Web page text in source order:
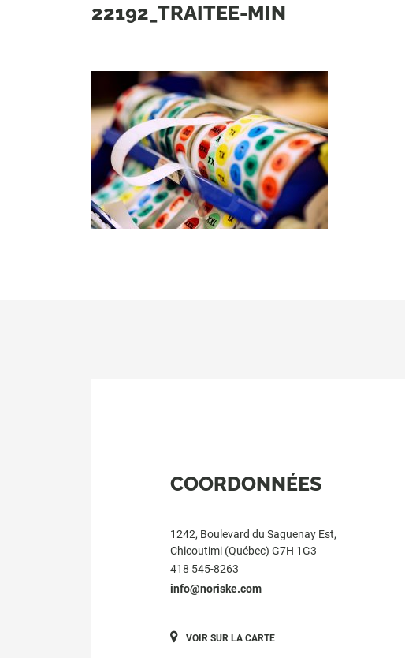
22192_TRAITEE-MIN
COORDONNÉES
1242, Boulevard du Saguenay Est,
Chicoutimi (Québec) G7H 1G3
418 545-8263
info@noriske.com
VOIR SUR LA CARTE